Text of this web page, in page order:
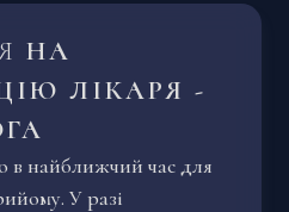
НА
ЛІКАРЯ -
в найближчий час для
У разі